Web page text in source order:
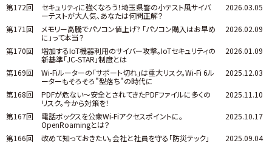
第172回
セキュリティに強くなろう！埼玉県警の小テスト風サイバ
ーテストが大人気、あなたは何問正解？
2026.03.05
第171回
メモリー高騰でパソコン値上げ? 「パソコン購入はお早め
に」って本当？
2026.02.09
第170回
増加するIoT機器利用のサイバー攻撃。IoTセキュリティの
新基準「JC-STAR」制度とは
2026.01.09
第169回
Wi-Fiルーターの「サポート切れ」は重大リスク。Wi-Fi 6ル
ーターもそろそろ"型落ち"の時代に
2025.12.03
第168回
PDFが危ない～安全とされてきたPDFファイルに多くの
リスク。今から対策を！
2025.11.10
第167回
電話ボックスを公衆Wi-Fiアクセスポイントに。
OpenRoamingとは？
2025.10.17
第166回
改めて知っておきたい。会社と社員を守る「防災テック」
2025.09.04